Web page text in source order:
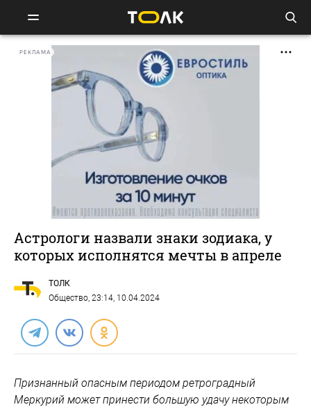
РЕКЛАМА
Астрологи назвали знаки зодиака, у
которых исполнятся мечты в апреле
ТОЛК
Общество, 23:14, 10.04.2024
Признанный опасным периодом ретроградный
Меркурий может принести большую удачу некоторым